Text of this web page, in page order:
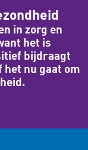
in zorg en
het is
bijdraagt
het nu gaat om